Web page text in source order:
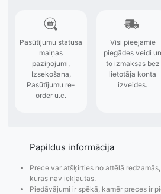
Papildus informācija
Prece var atšķirties no attēlā
kuras nav iekļautas.
Piedāvājumi ir spēkā, kamēr preces ir